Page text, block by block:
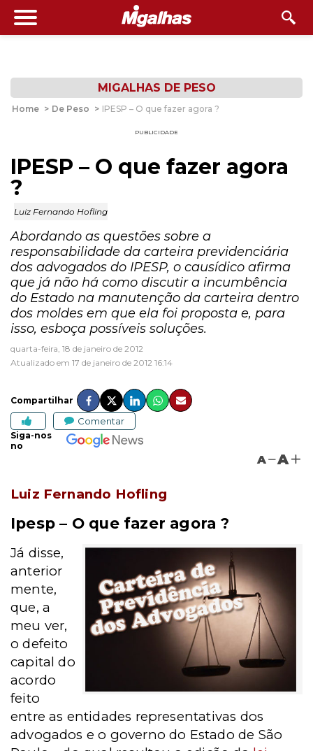
MIGALHAS DE PESO
Home > De Peso > IPESP – O que fazer agora ?
PUBLICIDADE
IPESP – O que fazer agora
?
Luiz Fernando Hofling
Abordando as questões sobre a
responsabilidade da carteira previdenciária
dos advogados do IPESP, o causídico afirma
que já não há como discutir a incumbência
do Estado na manutenção da carteira dentro
dos moldes em que ela foi proposta e, para
isso, esboça possíveis soluções.
quarta-feira, 18 de janeiro de 2012
Atualizado em 17 de janeiro de 2012 16:14
Compartilhar
Comentar
Siga-nos
no
A A
Luiz Fernando Hofling
Ipesp – O que fazer agora ?
Já disse,
anterior
mente,
que, a
meu ver,
o defeito
capital do
acordo
feito
entre as entidades representativas dos
advogados e o governo do Estado de São